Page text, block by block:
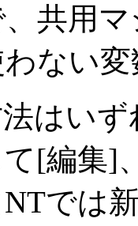
共用
ない
はいず
[編集]
では